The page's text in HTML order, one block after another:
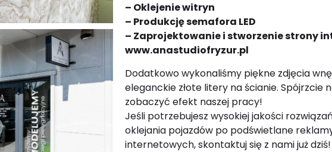
– Oklejenie witryn
– Produkcję semafora LED
– Zaprojektowanie i stworzenie strony
www.anastudiofryzur.pl
Dodatkowo wykonaliśmy piękne zdjęcia
eleganckie złote litery na ścianie. Spójrzcie
zobaczyć efekt naszej pracy!
Jeśli potrzebujesz wysokiej jakości
oklejania pojazdów po podświetlane
internetowych, skontaktuj się z nami już dziś!